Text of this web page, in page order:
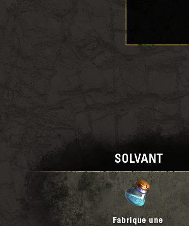
SOLVANT
Fabrique une